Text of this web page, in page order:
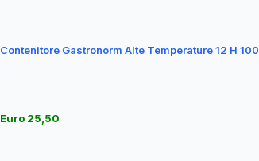
Contenitore Gastronorm Alte Temperature 12 H 100
Euro 25,50